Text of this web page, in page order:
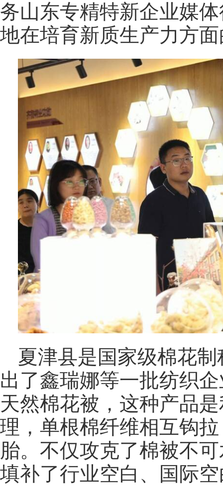
务山东专精特新企业媒
地在培育新质生产力方
夏津县是国家级棉花
出了鑫瑞娜等一批纺织
天然棉花被，这种产品
理，单根棉纤维相互钩
胎。不仅攻克了棉被不
填补了行业空白、国际